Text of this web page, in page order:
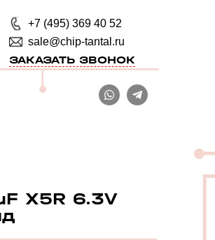
+7 (495) 369 40 52
sale@chip-tantal.ru
ЗАКАЗАТЬ ЗВОНОК
X5R 6.3V